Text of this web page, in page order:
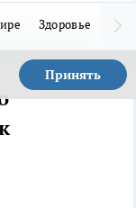
Здоровье
Принять